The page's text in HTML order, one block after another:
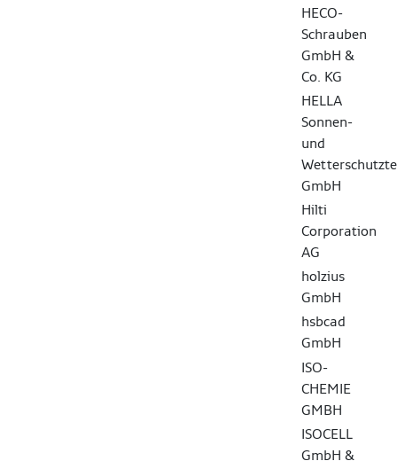
HECO-
Schrauben
GmbH &
Co. KG
HELLA
Sonnen-
und
GmbH
Hilti
Corporation
AG
holzius
GmbH
hsbcad
GmbH
ISO-
CHEMIE
GMBH
ISOCELL
GmbH &